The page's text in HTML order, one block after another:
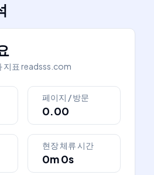
지표 readsss.com
페이지 / 방문
0.00
현장 체류 시간
0m 0s